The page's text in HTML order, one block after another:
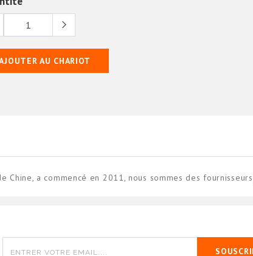
AU CHARIOT
a commencé en 2011, nous sommes des